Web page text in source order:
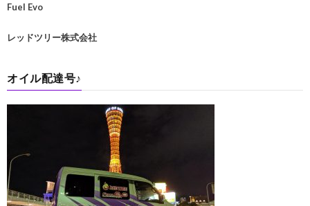
Fuel Evo
レッドツリー株式会社
オイル配達号♪